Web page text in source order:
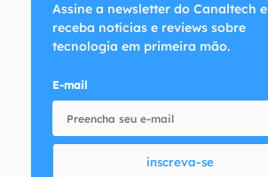
Assine a newsletter do Canaltech e
receba notícias e reviews sobre
tecnologia em primeira mão.
E-mail
inscreva-se